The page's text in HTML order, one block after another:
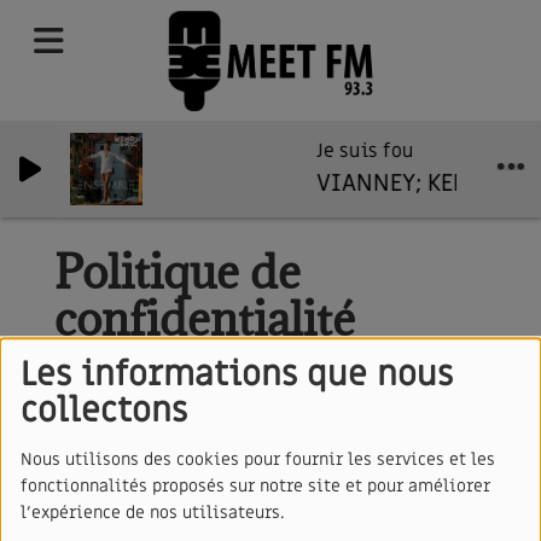
Les informations que nous
collectons
Nous utilisons des cookies pour fournir les services et les
fonctionnalités proposés sur notre site et pour améliorer
l'expérience de nos utilisateurs.
Je suis fou
VIANNEY; KENDJI
Politique de
confidentialité
meetfm.fr, en sa qualité de responsable du
traitement de vos données, attache une grande
importance à la protection et au respect de votre vie
privée.